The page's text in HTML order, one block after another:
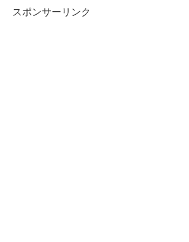
スポンサーリンク